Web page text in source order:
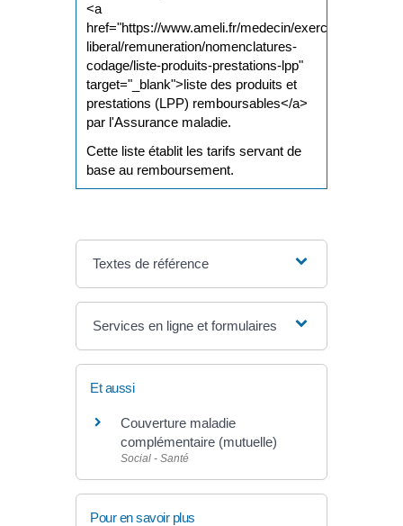
<a
href="https://www.ameli.fr/medecin/exercice-
liberal/remuneration/nomenclatures-
codage/liste-produits-prestations-lpp"
target="_blank">liste des produits et
prestations (LPP) remboursables</a>
par l'Assurance maladie.
Cette liste établit les tarifs servant de
base au remboursement.
Textes de référence
Services en ligne et formulaires
Et aussi
Couverture maladie
complémentaire (mutuelle)
Social - Santé
Pour en savoir plus